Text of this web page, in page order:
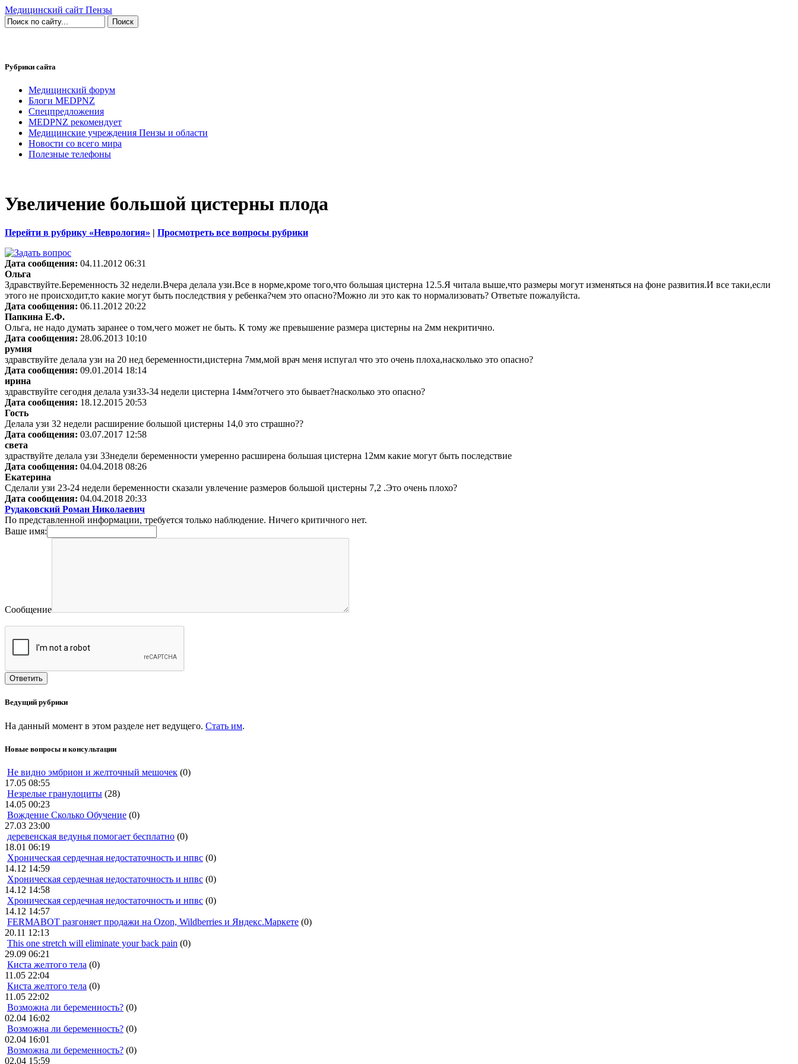
Медицинский сайт Пензы
Рубрики сайта
Медицинский форум
Блоги MEDPNZ
Спецпредложения
MEDPNZ рекомендует
Медицинские учреждения Пензы и области
Новости со всего мира
Полезные телефоны
Увеличение большой цистерны плода
Перейти в рубрику «Неврология» | Просмотреть все вопросы рубрики
Дата сообщения: 04.11.2012 06:31
Ольга
Здравствуйте.Беременность 32 недели.Вчера делала узи.Все в норме,кроме того,что большая цистерна 12.5.Я читала выше,что размеры могут изменяться на фоне развития.И все таки,если
этого не происходит,то какие могут быть последствия у ребенка?чем это опасно?Можно ли это как то нормализовать? Ответьте пожалуйста.
Дата сообщения: 06.11.2012 20:22
Папкина Е.Ф.
Ольга, не надо думать заранее о том,чего может не быть. К тому же превышение размера цистерны на 2мм некритично.
Дата сообщения: 28.06.2013 10:10
румия
здравствуйте делала узи на 20 нед беременности,цистерна 7мм,мой врач меня испугал что это очень плоха,насколько это опасно?
Дата сообщения: 09.01.2014 18:14
ирина
здравствуйте сегодня делала узи33-34 недели цистерна 14мм?отчего это бывает?насколько это опасно?
Дата сообщения: 18.12.2015 20:53
Гость
Делала узи 32 недели расширение большой цистерны 14,0 это страшно??
Дата сообщения: 03.07.2017 12:58
света
здраствуйте делала узи 33недели беременности умеренно расширена большая цистерна 12мм какие могут быть последствие
Дата сообщения: 04.04.2018 08:26
Екатерина
Сделали узи 23-24 недели беременности сказали увлечение размеров большой цистерны 7,2 .Это очень плохо?
Дата сообщения: 04.04.2018 20:33
Рудаковский Роман Николаевич
По представленной информации, требуется только наблюдение. Ничего критичного нет.
Ваше имя:
Сообщение
Ведущий рубрики
На данный момент в этом разделе нет ведущего. Стать им.
Новые вопросы и консультации
Не видно эмбрион и желточный мешочек (0)
17.05 08:55
Незрелые гранулоциты (28)
14.05 00:23
Вождение Сколько Обучение (0)
27.03 23:00
деревенская ведунья помогает бесплатно (0)
18.01 06:19
Хроническая сердечная недостаточность и нпвс (0)
14.12 14:59
Хроническая сердечная недостаточность и нпвс (0)
14.12 14:58
Хроническая сердечная недостаточность и нпвс (0)
14.12 14:57
FERMABOT разгоняет продажи на Ozon, Wildberries и Яндекс.Маркете (0)
20.11 12:13
This one stretch will eliminate your back pain (0)
29.09 06:21
Киста желтого тела (0)
11.05 22:04
Киста желтого тела (0)
11.05 22:02
Возможна ли беременность? (0)
02.04 16:02
Возможна ли беременность? (0)
02.04 16:01
Возможна ли беременность? (0)
02.04 15:59